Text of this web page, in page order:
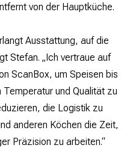
von der Hauptküche.
Ausstattung, auf die
Stefan. „Ich vertraue auf
ScanBox, um Speisen bis
und Qualität zu
die Logistik zu
anderen Köchen die Zeit,
Präzision zu arbeiten.“